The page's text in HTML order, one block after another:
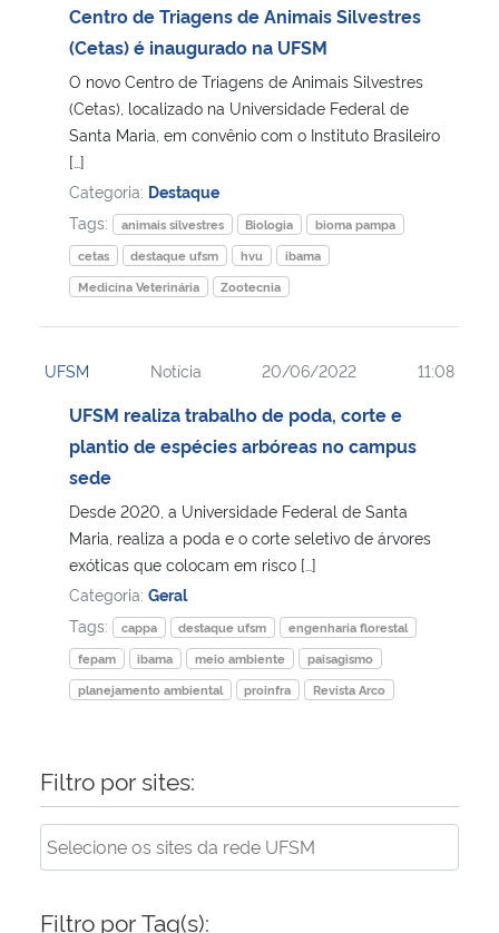
Ministério da Mulher, da Família e dos Direitos Humanos
Secretaria-Geral
Secretaria de Governo
Gabinete de Segurança Institucional
Advocacia-Geral da União
Centro de Triagens de Animais Silvestres
(Cetas) é inaugurado na UFSM
O novo Centro de Triagens de Animais Silvestres
(Cetas), localizado na Universidade Federal de
Santa Maria, em convênio com o Instituto Brasileiro
[…]
Categoria: Destaque
Tags:
animais silvestres Biologia
bioma pampa
cetas
destaque ufsm hvu
ibama
Medicina Veterinária
Zootecnia
UFSM Notícia 20/06/2022 11:08
UFSM realiza trabalho de poda, corte e
plantio de espécies arbóreas no campus
sede
Desde 2020, a Universidade Federal de Santa
Maria, realiza a poda e o corte seletivo de árvores
exóticas que colocam em risco […]
Categoria: Geral
Tags:
cappa destaque ufsm
engenharia florestal
fepam
ibama meio ambiente
paisagismo
planejamento ambiental
proinfra Revista Arco
Filtro por sites:
Filtro por Tag(s):